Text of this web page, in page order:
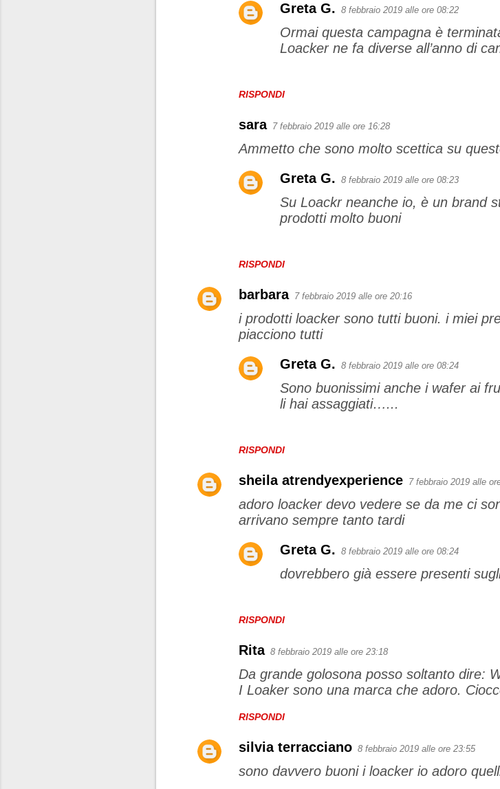
RISPONDI
Greta G. 8 febbraio 2019 alle ore 08:22
Ormai questa campagna è
Loacker ne fa diverse all’anno di
sara 7 febbraio 2019 alle ore 16:28
Ammetto che sono molto scettica su
RISPONDI
Greta G. 8 febbraio 2019 alle ore 08:23
Su Loackr neanche io, è un
prodotti molto buoni
barbara 7 febbraio 2019 alle ore 20:16
i prodotti loacker sono tutti buoni. i miei
piacciono tutti
RISPONDI
Greta G. 8 febbraio 2019 alle ore 08:24
Sono buonissimi anche i wafer ai
li hai assaggiati…...
sheila atrendyexperience 7 febbraio 2019 alle
adoro loacker devo vedere se da me ci
arrivano sempre tanto tardi
RISPONDI
Greta G. 8 febbraio 2019 alle ore 08:24
dovrebbero già essere presenti
Rita 8 febbraio 2019 alle ore 23:18
Da grande golosona posso soltanto dire:
I Loaker sono una marca che adoro.
RISPONDI
silvia terracciano 8 febbraio 2019 alle ore 23:55
sono davvero buoni i loacker io adoro